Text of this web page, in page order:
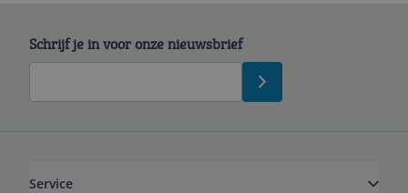
Schrijf je in voor onze nieuwsbrief
Service